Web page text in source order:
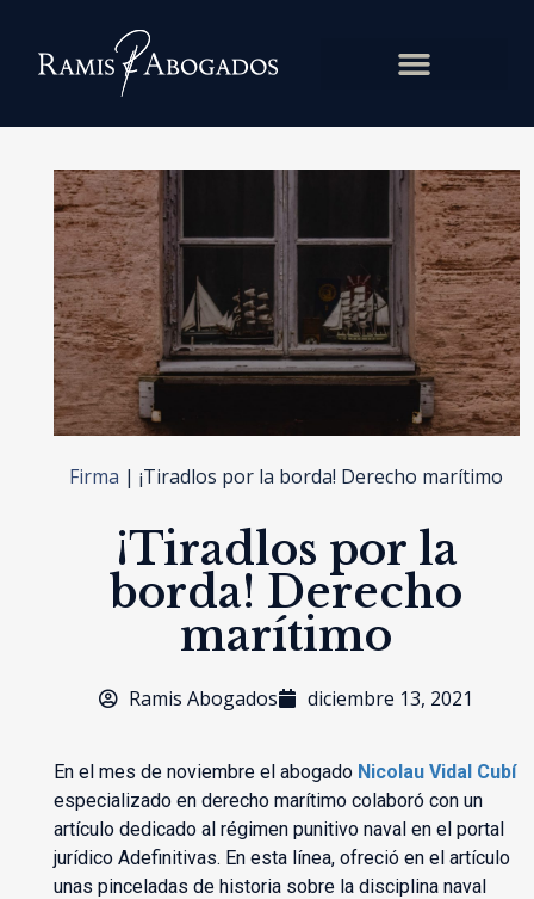
Firma |¡Tiradlos por la borda! Derecho marítimo
¡Tiradlos por la
borda! Derecho
marítimo
Ramis Abogados diciembre 13, 2021
En el mes de noviembre el abogado Nicolau Vidal Cubí
especializado en derecho marítimo colaboró con un
artículo dedicado al régimen punitivo naval en el portal
jurídico Adefinitivas. En esta línea, ofreció en el artículo
unas pinceladas de historia sobre la disciplina naval